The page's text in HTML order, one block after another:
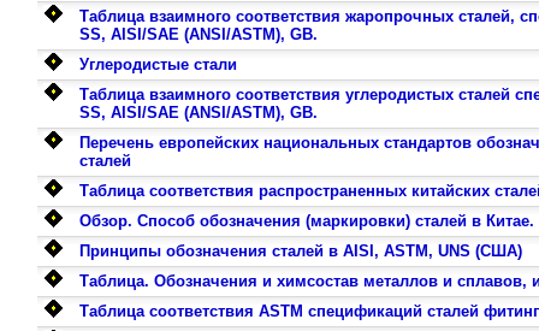
Таблица взаимного соответствия жаропрочных сталей,
SS, AISI/SAE (ANSI/ASTM), GB.
Углеродистые стали
Таблица взаимного соответствия углеродистых сталей
SS, AISI/SAE (ANSI/ASTM), GB.
Перечень европейских национальных стандартов
сталей
Таблица соответствия распространенных китайских
Обзор. Способ обозначения (маркировки) сталей в
Принципы обозначения сталей в AISI, ASTM, UNS (США)
Таблица. Обозначения и химсостав металлов и
Таблица соответствия ASTM спецификаций сталей